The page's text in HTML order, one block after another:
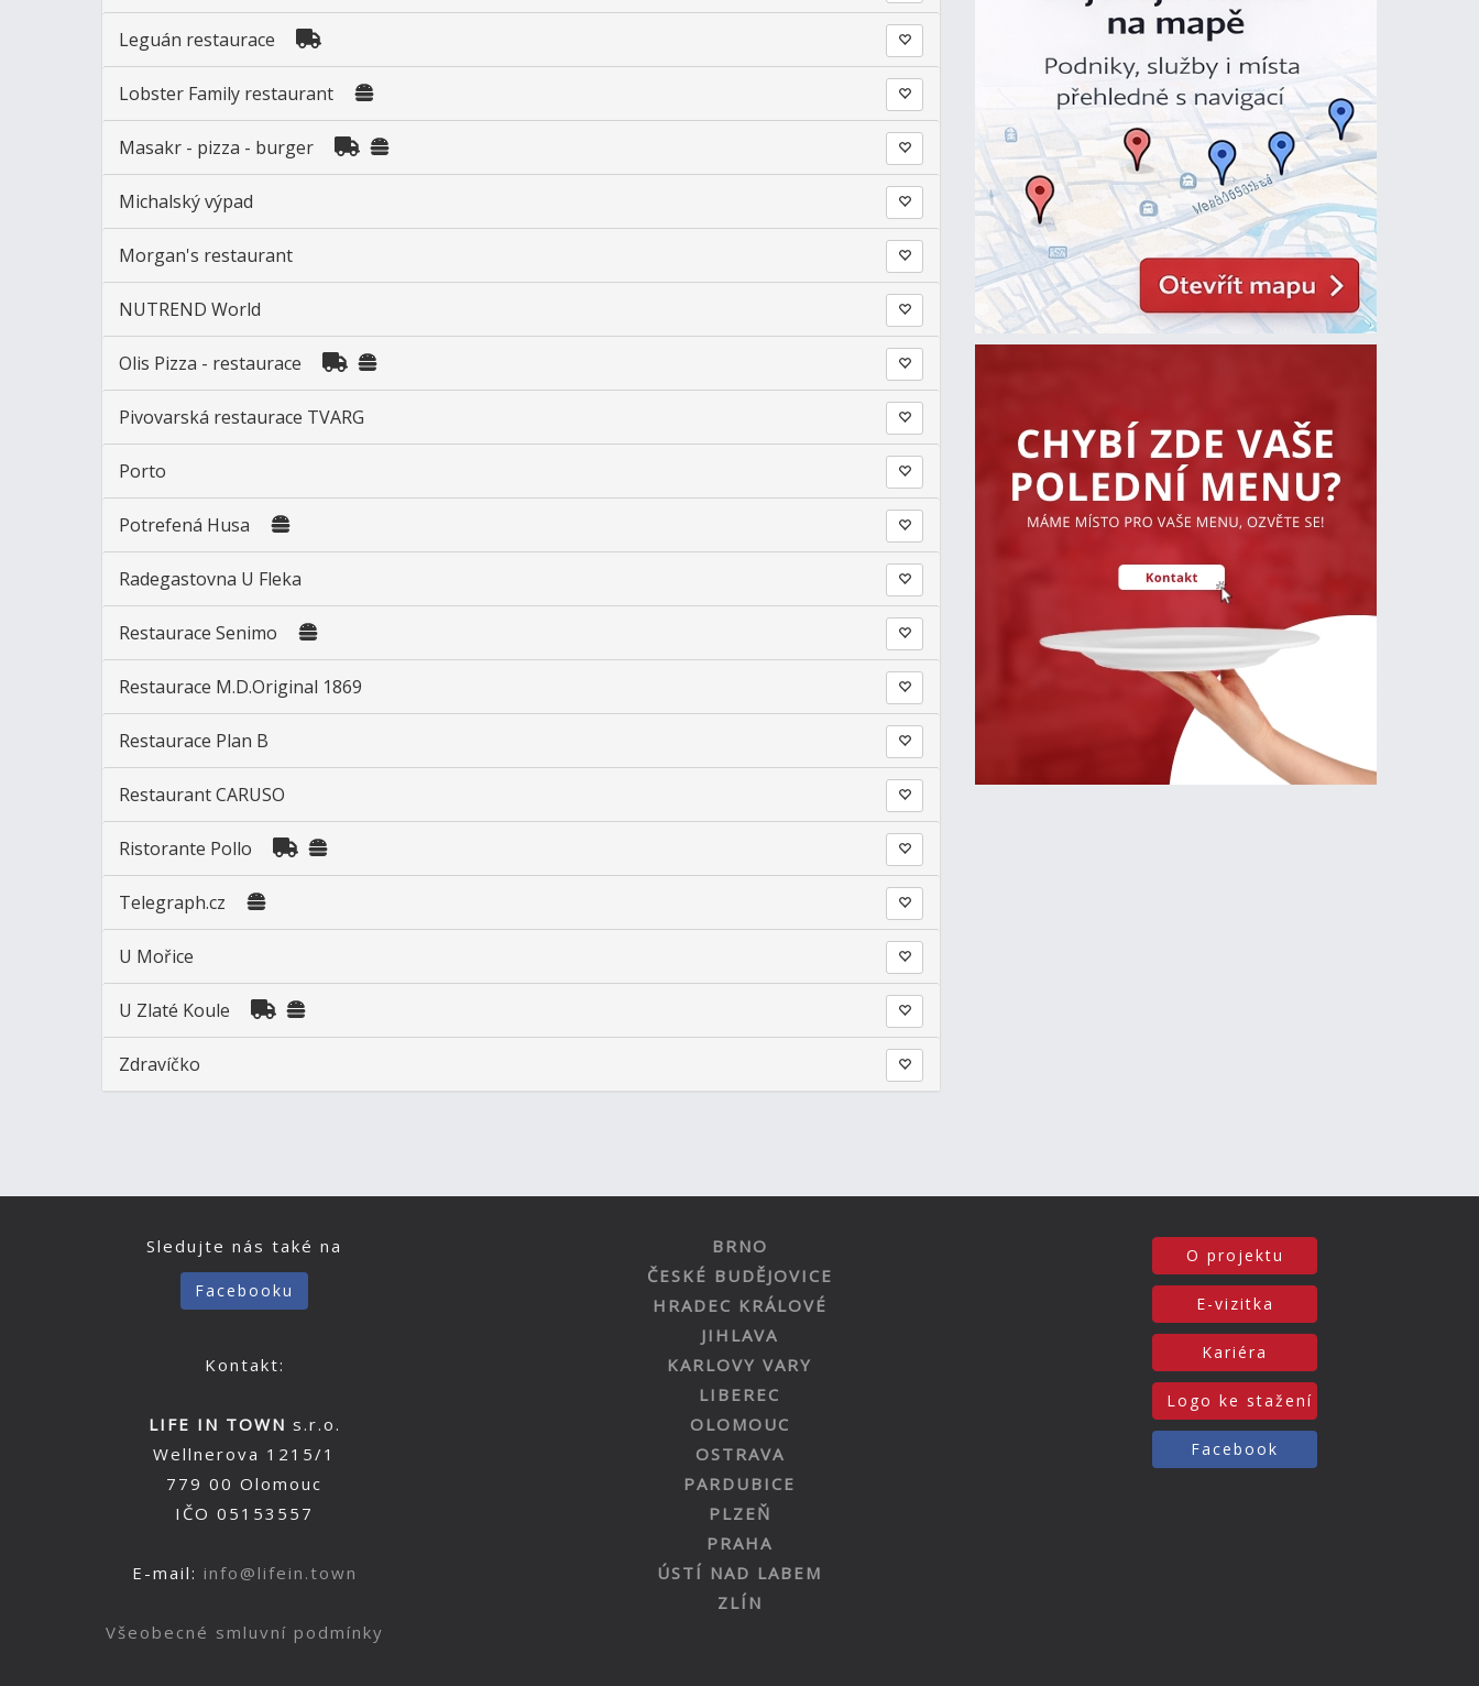
Leguán restaurace
Lobster Family restaurant
Masakr - pizza - burger
Michalský výpad
Morgan's restaurant
NUTREND World
Olis Pizza - restaurace
Pivovarská restaurace TVARG
Porto
Potrefená Husa
Radegastovna U Fleka
Restaurace Senimo
Restaurace M.D.Original 1869
Restaurace Plan B
Restaurant CARUSO
Ristorante Pollo
Telegraph.cz
U Mořice
U Zlaté Koule
Zdravíčko
Sledujte nás také na
Facebooku
Kontakt:
LIFE IN TOWN s.r.o.
Wellnerova 1215/1
779 00 Olomouc
IČO 05153557
E-mail: info@lifein.town
Všeobecné smluvní podmínky
BRNO
ČESKÉ BUDĚJOVICE
HRADEC KRÁLOVÉ
JIHLAVA
KARLOVY VARY
LIBEREC
OLOMOUC
OSTRAVA
PARDUBICE
PLZEŇ
PRAHA
ÚSTÍ NAD LABEM
ZLÍN
O projektu
E-vizitka
Kariéra
Logo ke stažení
Facebook